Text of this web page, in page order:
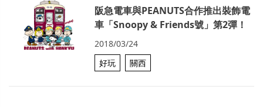
阪急電車與PEANUTS合作推出裝飾電
車「Snoopy & Friends號」第2彈！
2018/03/24
好玩
關西